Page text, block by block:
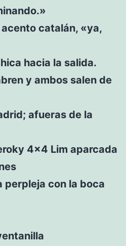
catalán, «ya,
hacia la salida.
y ambos salen de
afueras de la
4×4 Lim aparcada
perpleja con la boca